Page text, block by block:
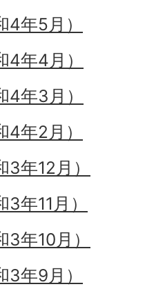
年5月）
年4月）
年3月）
年2月）
年12月）
年11月）
年10月）
年9月）